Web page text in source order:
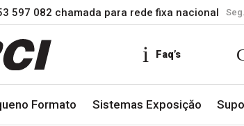
597 082 chamada para rede fixa nacional
Faq’s
Formato Sistemas Exposiçăo